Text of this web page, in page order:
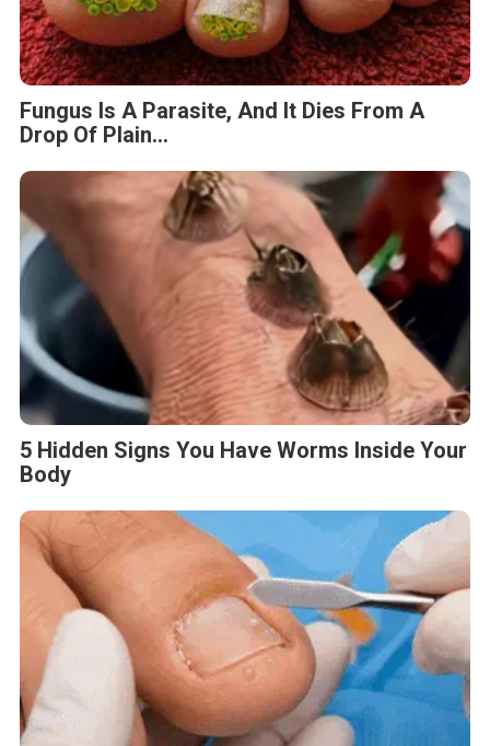
Fungus Is A Parasite, And It Dies From A
Drop Of Plain...
5 Hidden Signs You Have Worms Inside Your
Body